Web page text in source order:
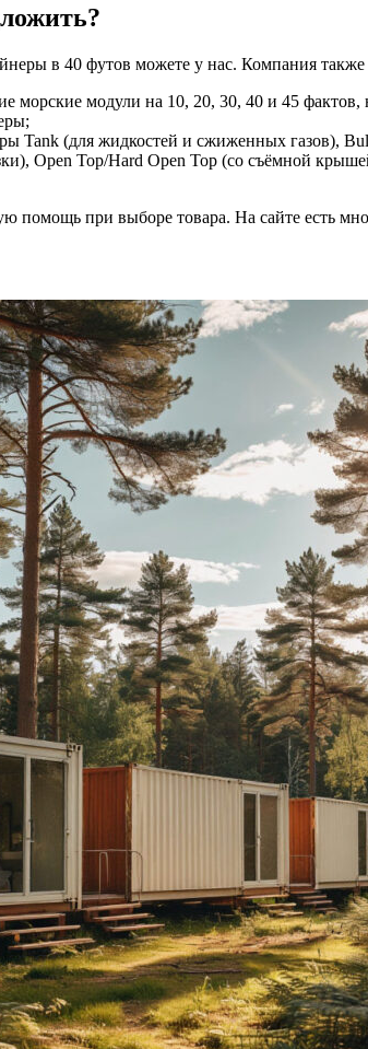
в 40 футов можете у нас. Компания также
морские модули на 10, 20, 30, 40 и 45
Tank (для жидкостей и сжиженных газов),
Open Top/Hard Open Top (со съёмной
помощь при выборе товара. На сайте есть